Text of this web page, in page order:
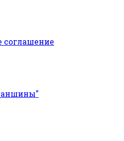
соглашение